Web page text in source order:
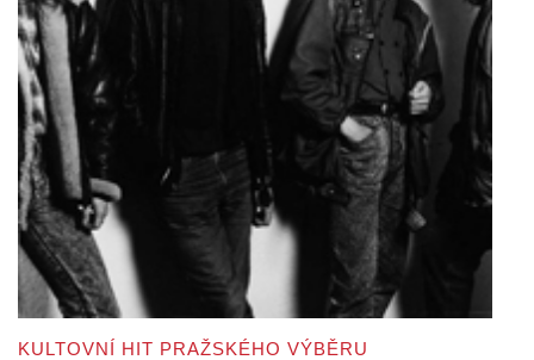
KULTOVNÍ HIT PRAŽSKÉHO VÝBĚRU